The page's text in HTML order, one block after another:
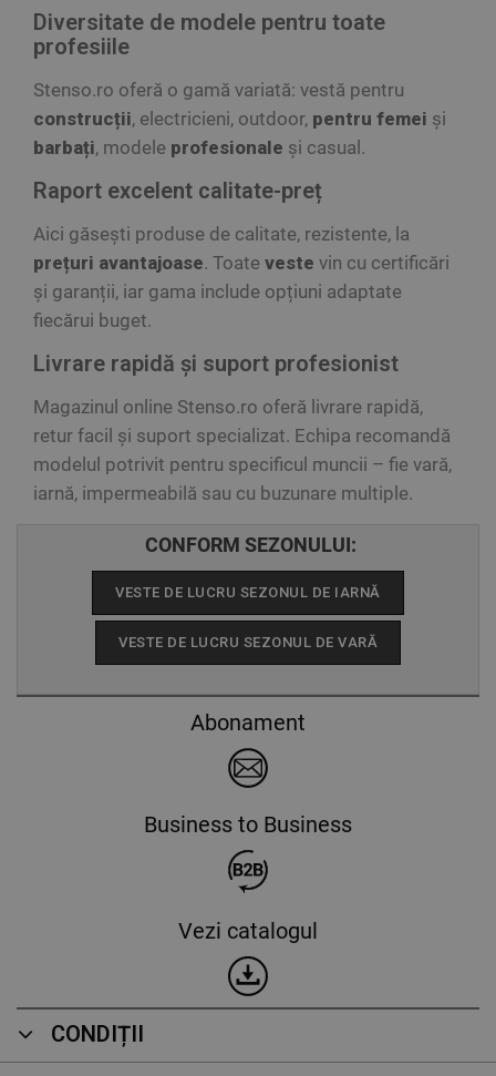
Diversitate de modele pentru toate
profesiile
Stenso.ro oferă o gamă variată: vestă pentru
construcții, electricieni, outdoor, pentru femei și
barbați, modele profesionale și casual.
Raport excelent calitate-preț
Aici găsești produse de calitate, rezistente, la
prețuri avantajoase. Toate veste vin cu certificări
și garanții, iar gama include opțiuni adaptate
fiecărui buget.
Livrare rapidă și suport profesionist
Magazinul online Stenso.ro oferă livrare rapidă,
retur facil și suport specializat. Echipa recomandă
modelul potrivit pentru specificul muncii – fie vară,
iarnă, impermeabilă sau cu buzunare multiple.
CONFORM SEZONULUI:
VESTE DE LUCRU SEZONUL DE IARNĂ
VESTE DE LUCRU SEZONUL DE VARĂ
Abonament
Business to Business
Vezi catalogul
CONDIȚII